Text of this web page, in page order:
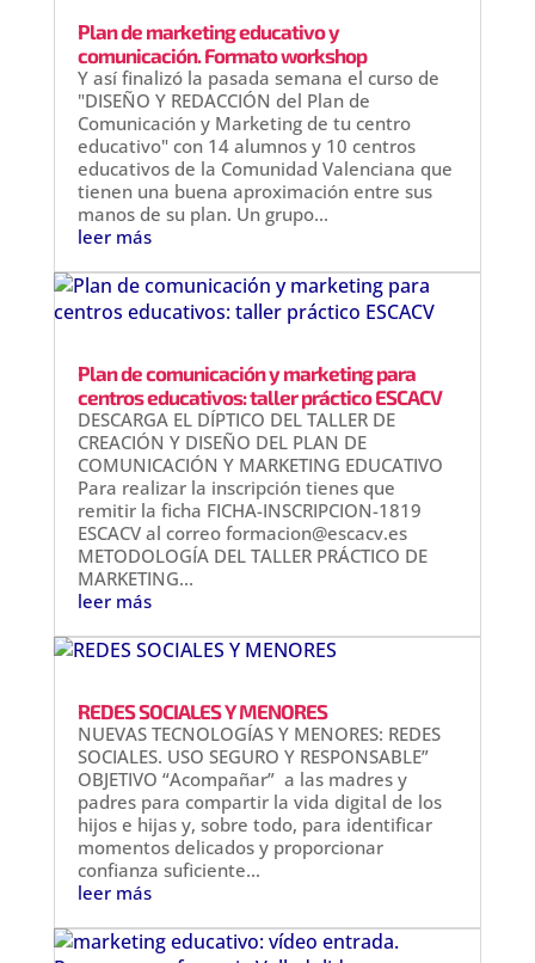
Plan de marketing educativo y
comunicación. Formato workshop
Y así finalizó la pasada semana el curso de
"DISEÑO Y REDACCIÓN del Plan de
Comunicación y Marketing de tu centro
educativo" con 14 alumnos y 10 centros
educativos de la Comunidad Valenciana que
tienen una buena aproximación entre sus
manos de su plan. Un grupo...
leer más
Plan de comunicación y marketing para
centros educativos: taller práctico ESCACV
DESCARGA EL DÍPTICO DEL TALLER DE
CREACIÓN Y DISEÑO DEL PLAN DE
COMUNICACIÓN Y MARKETING EDUCATIVO
Para realizar la inscripción tienes que
remitir la ficha FICHA-INSCRIPCION-1819
ESCACV al correo formacion@escacv.es
METODOLOGÍA DEL TALLER PRÁCTICO DE
MARKETING...
leer más
REDES SOCIALES Y MENORES
NUEVAS TECNOLOGÍAS Y MENORES: REDES
SOCIALES. USO SEGURO Y RESPONSABLE”
OBJETIVO “Acompañar” a las madres y
padres para compartir la vida digital de los
hijos e hijas y, sobre todo, para identificar
momentos delicados y proporcionar
confianza suficiente...
leer más